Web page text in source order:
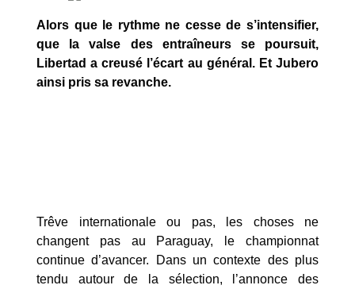
Alors que le rythme ne cesse de s’intensifier,
que la valse des entraîneurs se poursuit,
Libertad a creusé l’écart au général. Et Jubero
ainsi pris sa revanche.
Trêve internationale ou pas, les choses ne
changent pas au Paraguay, le championnat
continue d’avancer. Dans un contexte des plus
tendu autour de la sélection, l’annonce des